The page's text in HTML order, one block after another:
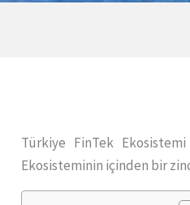
Türkiye FinTek
Ekosisteminin içinden bir